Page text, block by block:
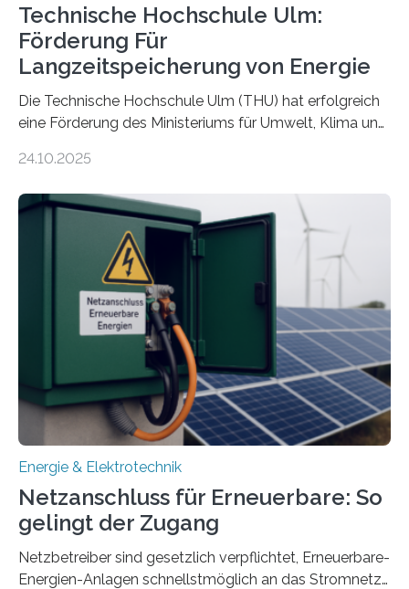
Technische Hochschule Ulm:
Förderung Für
Langzeitspeicherung von Energie
Die Technische Hochschule Ulm (THU) hat erfolgreich
eine Förderung des Ministeriums für Umwelt, Klima und
Forschungsprojekt „LAGER – Langzeitspeicherung in
Quartieren“ eingeworben. Ziel des Projekts ist die
Entwicklung, Erprobung und Demonstration von
Konzepten zur langfristigen Energiespeicherung in
sektorübergreifend vernetzten Energiesystemen. Das
Projekt startete am 15. Oktober 2025, hat eine Laufzeit
von drei Jahren und ein Gesamtvolumen von rund 2,9
Millionen Euro, wovon 2,6 Millionen Euro durch das
Ministerium für Umwelt, Klima und…
24.10.2025
Energie & Elektrotechnik
Netzanschluss für Erneuerbare: So
gelingt der Zugang
Netzbetreiber sind gesetzlich verpflichtet, Erneuerbare-
Energien-Anlagen schnellstmöglich an das Stromnetz